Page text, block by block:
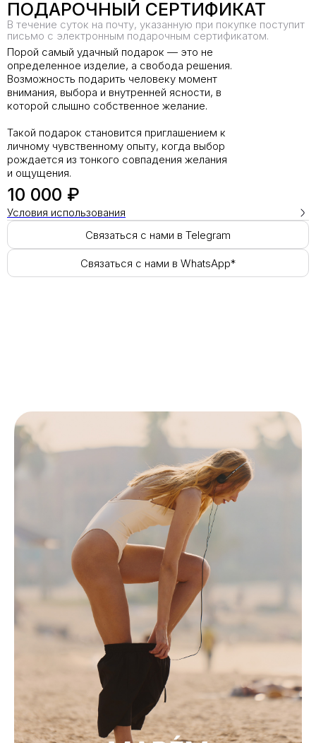
ПОДАРОЧНЫЙ СЕРТИФИКАТ
В течение суток на почту, указанную при покупке поступит
письмо с электронным подарочным сертификатом.
Порой самый удачный подарок — это не
определенное изделие, а свобода решения.
Возможность подарить человеку момент
внимания, выбора и внутренней ясности, в
которой слышно собственное желание.
Такой подарок становится приглашением к
личному чувственному опыту, когда выбор
рождается из тонкого совпадения желания
и ощущения.
10 000 ₽
Условия использования
Связаться с нами в Telegram
Связаться с нами в WhatsApp*